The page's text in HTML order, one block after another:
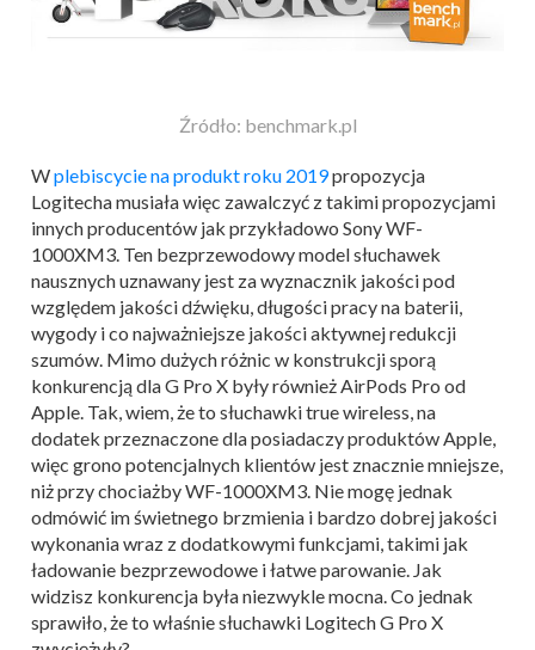
Źródło: benchmark.pl
Wplebiscycie na produkt roku 2019propozycja
Logitecha musiała więc zawalczyć z takimi propozycjami
innych producentów jak przykładowo Sony WF-
1000XM3. Ten bezprzewodowy model słuchawek
nausznych uznawany jest za wyznacznik jakości pod
względem jakości dźwięku, długości pracy na baterii,
wygody i co najważniejsze jakości aktywnej redukcji
szumów. Mimo dużych różnic w konstrukcji sporą
konkurencją dla G Pro X były również AirPods Pro od
Apple. Tak, wiem, że to słuchawki true wireless, na
dodatek przeznaczone dla posiadaczy produktów Apple,
więc grono potencjalnych klientów jest znacznie mniejsze,
niż przy chociażby WF-1000XM3. Nie mogę jednak
odmówić im świetnego brzmienia i bardzo dobrej jakości
wykonania wraz z dodatkowymi funkcjami, takimi jak
ładowanie bezprzewodowe i łatwe parowanie. Jak
widzisz konkurencja była niezwykle mocna. Co jednak
sprawiło, że to właśnie słuchawki Logitech G Pro X